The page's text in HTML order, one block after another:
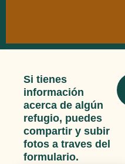
Si tienes
información
acerca de algún
refugio, puedes
compartir y subir
fotos a traves del
formulario.